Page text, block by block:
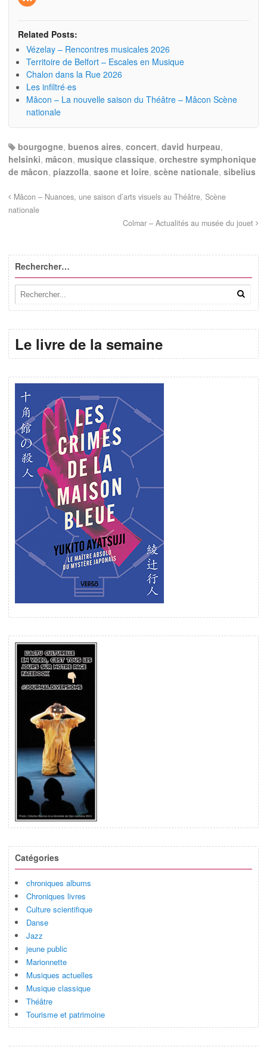
Related Posts:
Vézelay – Rencontres musicales 2026
Territoire de Belfort – Escales en Musique
Chalon dans la Rue 2026
Les infiltré·es
Mâcon – La nouvelle saison du Théâtre – Mâcon Scène
nationale
bourgogne, buenos aires, concert, david hurpeau,
helsinki, mâcon, musique classique, orchestre symphonique
de mâcon, piazzolla, saone et loire, scène nationale, sibelius
Mâcon – Nuances, une saison d’arts visuels au Théâtre, Scène
nationale
Colmar – Actualités au musée du jouet
Rechercher…
Le livre de la semaine
Catégories
chroniques albums
Chroniques livres
Culture scientifique
Danse
Jazz
jeune public
Marionnette
Musiques actuelles
Musique classique
Théâtre
Tourisme et patrimoine